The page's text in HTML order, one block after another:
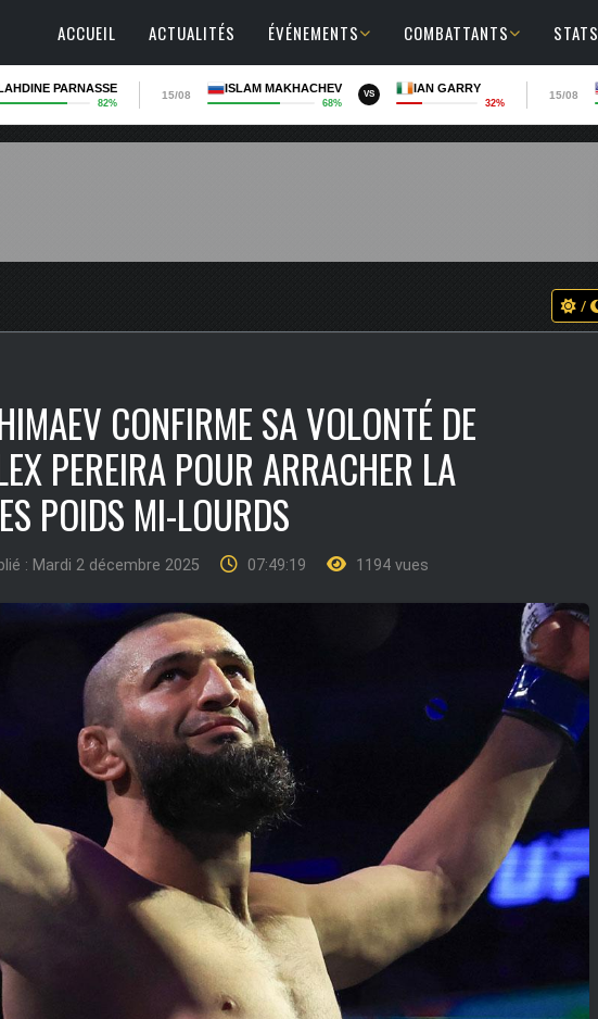
ACCUEIL ACTUALITÉS ÉVÉNEMENTS COMBATTANTS STATS
PARNASSE
82%
15/08
ISLAM MAKHACHEV
68%
VS IAN GARRY
32%
15/08
/
CONFIRME SA VOLONTÉ DE
PEREIRA POUR ARRACHER LA
POIDS MI-LOURDS
: Mardi 2 décembre 2025 07:49:19 1194 vues